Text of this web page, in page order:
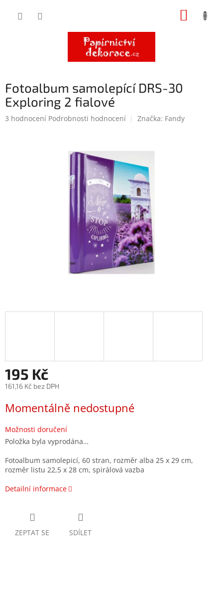
Fotoalbum samolepící DRS-30
Exploring 2 fialové
Průměrné
3 hodnocení Podrobnosti hodnocení Značka: Fandy
195 Kč
161,16 Kč bez DPH
cena:
Momentálně nedostupné
Možnosti doručení
Položka byla vyprodána…
Fotoalbum samolepicí, 60 stran, rozměr alba 25 x 29 cm,
rozměr listu 22,5 x 28 cm, spirálová vazba
Detailní informace
ZEPTAT SE SDÍLET